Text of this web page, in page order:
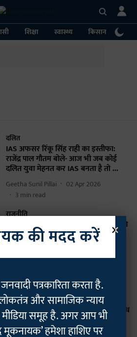
शिक्षा स्वास्थ्य किसान
दलित
IAS अफसर रिंकू सिंह राही का इस्तीफा:
राजेंद्र पाल गौतम बोले- आज भी जब कोई
दलित युवा मेहनत कर IAS बनता है तो ...
Geetha Sunil Pillai
02 Apr 2026
3 min read
राजनीति
ये क्या बोल गए भाजपा विधायक सुनील मणि
तिवारी— "जय भीम गलत लोगों का नारा है..
क्रिमिनल पार्टी का नारा है...!"
Geetha Sunil Pillai
25 Mar 2025
भारत
गुजरात में डॉ. अंबेडकर पर अमित शाह की
टिप्पणी के खिलाफ बहुजन समुदाय का विरोध
तेज, यूं दिखा रहे नाराज़गी...
×
की मदद करें
पत्रकारिता करता है.
और सामाजिक न्याय
समूह है. अगर आप भी
मूकनायक’ हमेशा हाशिए पर